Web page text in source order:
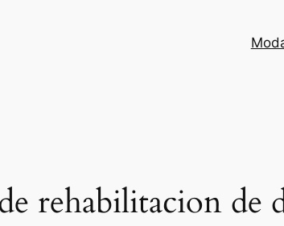
rehabilitacion de